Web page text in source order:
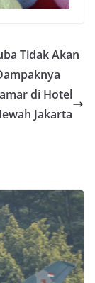
Tidak Akan
di Hotel
Jakarta